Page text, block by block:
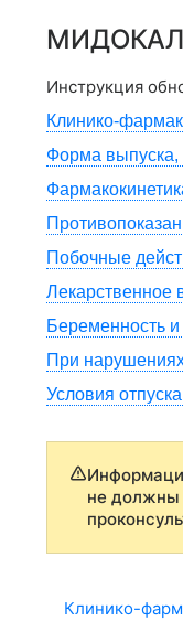
Инструкция
Клинико-
Форма выпуска,
Побочные
Лекарственное
Беременность и
При
Условия
не должны
Клинико-